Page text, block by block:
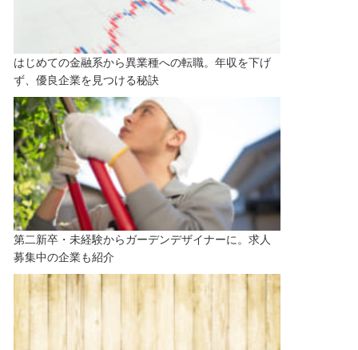
はじめての金融系から異業種への転職。年収を下げ
ず、優良企業を見つける秘訣
第二新卒・未経験からガーデンデザイナーに。求人
募集中の企業も紹介